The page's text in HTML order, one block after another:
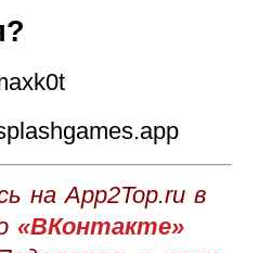
на App2Top.ru в
«ВКонтакте»